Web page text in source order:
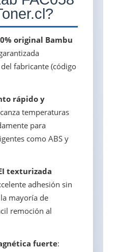
original Bambu
fabricante (código
rápido y
temperaturas
para
como ABS y
texturizada
adhesión sin
mayoría de
remoción al
fuerte: